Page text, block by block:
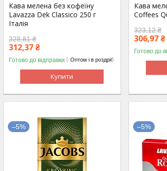
Кава мелена без кофеїну
Lavazza Dek Classico 250 г
Італія
328,81 ₴
312,37 ₴
Готово до відправки Оптом і в роздріб
Купити
Кава
Coffees
323,12 ₴
306,97 ₴
Готово до
–5% –5%